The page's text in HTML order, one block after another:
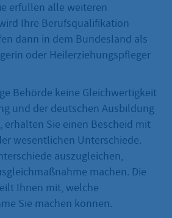
erfüllen alle weiteren
Ihre Berufsqualifikation
dann in dem Bundesland als
oder Heilerziehungspfleger
Behörde keine Gleichwertigkeit
und der deutschen Ausbildung
Sie einen Bescheid mit
wesentlichen Unterschiede.
auszugleichen,
machen. Die
Ihnen mit, welche
Sie machen können.